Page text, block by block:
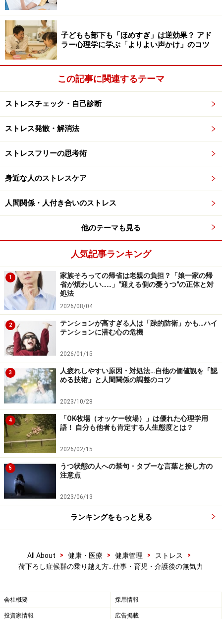
暇になったらやってみたいこと、行ってみたい場所がた
くさんあったのに、時間ができた今、何を見ても心が動
かされず、どこに行っても心が満たされない……。その思
いのギャップに戸惑い、「どうしたらやる気が出るのだ
ろう」とため息をつく方もいるでしょう。
人に会うのもおっくうで、友だちに誘われても行きたく
ない、行ったところで憂うつな表情を見せるのはつら
い、繰り言ばかり聞かせてしまいそう。そう思い、人と
会うことに躊躇してしまう方も多いものです。そのた
りません。
上のような状態がつづいている場合、うつ病などの心の
病の可能性もあるので、まずは心の専門医に相談するこ
とをお勧めします。同時に、このつらさを楽にするため
のヒントを2つお伝えしますので、ぜひ参考にしてみて
1）一度、立ち止まって自分にとっての「正
しい生き方」を見出す
荷下ろし症候群に苦しむ方には、それまでやりたいこと
もがまんし、全力で走りつづけてきた人が多いのではな
いでしょうか。今は、自分なりの「正しい生き方」を見
出すための模索期間だととらえてみましょう。
自分なりの「正しい生き方」を知るには、立ち止まって
考えるのがいちばんです。「正しい」という字を分解し
てみてください。「一」と「止」で構成されています
ね。この字の構成からも、
のかを理解するには、「一度、止まる」ことが必要だと
いえるのではないでしょうか。
「何もやりたくない」「何にも興味がそそられない」と
いう思いは、無理に何かをしようとせず、止まってゆっ
くり考えたいという心のサインなのかもしれません。
子どもも部下も「ほめすぎ」は逆効果？ アド
ラー心理学に学ぶ「よりよい声かけ」のコツ
この記事に関連するテーマ
ストレスチェック・自己診断
ストレス発散・解消法
ストレスフリーの思考術
身近な人のストレスケア
人間関係・人付き合いのストレス
他のテーマも見る
人気記事ランキング
1
家族そろっての帰省は老親の負担？「娘一家の帰
省が煩わしい……」"迎える側の憂うつ"の正体と対
処法
2026/08/04
2
テンションが高すぎる人は「躁的防衛」かも…ハイ
テンションに潜む心の危機
2026/01/15
3
人疲れしやすい原因・対処法…自他の価値観を「認
める技術」と人間関係の調整のコツ
2023/10/28
4
「OK牧場（オッケー牧場）」は優れた心理学用
語！ 自分も他者も肯定する人生態度とは？
2026/02/15
5
うつ状態の人への禁句・タブーな言葉と接し方の
注意点
2023/06/13
ランキングをもっと見る
All About > 健康・医療 > 健康管理 > ストレス
>
荷下ろし症候群の乗り越え方…仕事・育児・介護後の無気力
会社概要 採用情報
投資家情報 広告掲載